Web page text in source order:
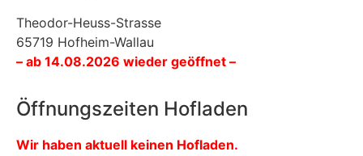
Theodor-Heuss-Strasse
65719 Hofheim-Wallau
– ab 14.08.2026 wieder geöffnet –
Öffnungszeiten Hofladen
Wir haben aktuell keinen Hofladen.